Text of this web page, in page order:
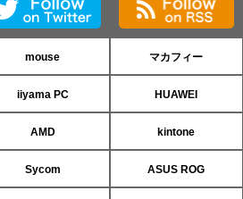
mouse マカフィー
iiyama PC HUAWEI
AMD kintone
Sycom ASUS ROG